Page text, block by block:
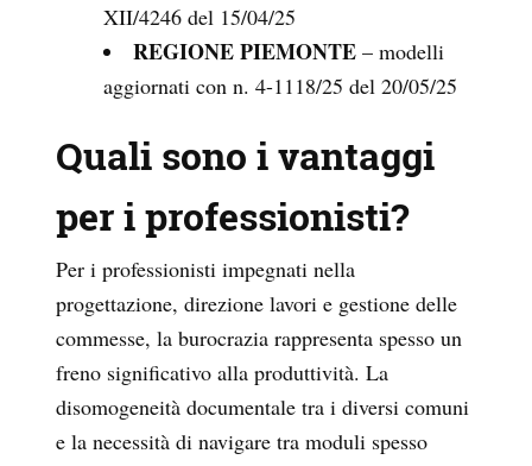
XII/4246 del 15/04/25
REGIONE PIEMONTE – modelli
aggiornati con n. 4-1118/25 del 20/05/25
Quali sono i vantaggi
per i professionisti?
Per i professionisti impegnati nella
progettazione, direzione lavori e gestione delle
commesse, la burocrazia rappresenta spesso un
freno significativo alla produttività. La
disomogeneità documentale tra i diversi comuni
e la necessità di navigare tra moduli spesso